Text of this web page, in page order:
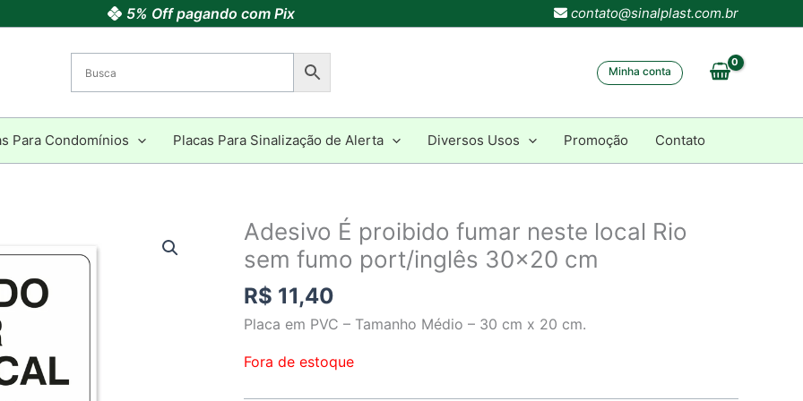
5% Off pagando com Pix contato@sinalplast.com.br
Minha conta
Para Condomínios Placas Para Sinalização de Alerta Diversos Usos Promoção Contato
Adesivo É proibido fumar neste local Rio
sem fumo port/inglês 30×20 cm
R$ 11,40
Placa em PVC – Tamanho Médio – 30 cm x 20 cm.
Fora de estoque